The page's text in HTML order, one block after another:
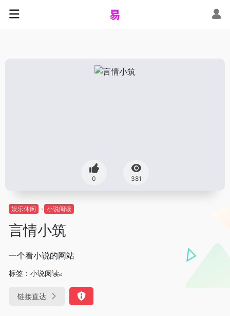
0 381
娱乐休闲 小说阅读
言情小筑
一个看小说的网站
标签： 小说阅读
链接直达